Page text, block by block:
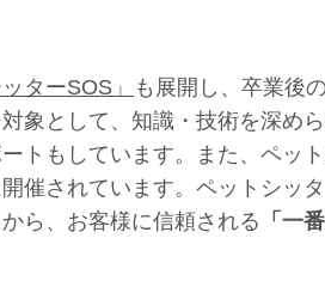
ターSOS」
も展開し、卒業後
象として、知識・技術を深め
トもしています。また、ペッ
催されています。ペットシッ
から、お客様に信頼される 「一